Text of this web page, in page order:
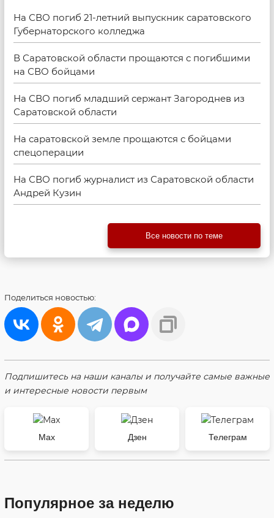
На СВО погиб 21-летний выпускник саратовского
Губернаторского колледжа
В Саратовской области прощаются с погибшими
на СВО бойцами
На СВО погиб младший сержант Загороднев из
Саратовской области
На саратовской земле прощаются с бойцами
спецоперации
На СВО погиб журналист из Саратовской области
Андрей Кузин
Все новости по теме
Поделиться новостью:
Подпишитесь на наши каналы и получайте самые важные
и интересные новости первым
Max Дзен Телеграм
Популярное за неделю